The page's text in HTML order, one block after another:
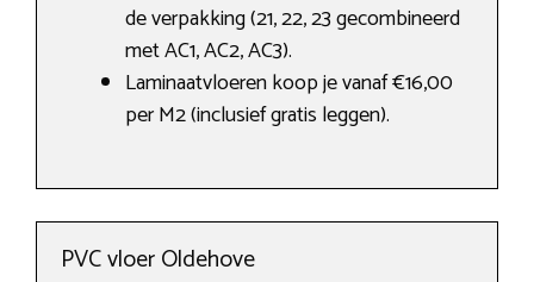
de verpakking (21, 22, 23 gecombineerd
met AC1, AC2, AC3).
Laminaatvloeren koop je vanaf €16,00
per M2 (inclusief gratis leggen).
PVC vloer Oldehove